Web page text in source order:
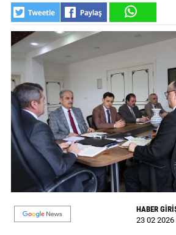
EKONOMİ
DÜNYA
MAGAZİN
GALERİ
VİDEO
YAZARLAR
BİZE
ULAŞIN
Künye
HABER
23 02 2026